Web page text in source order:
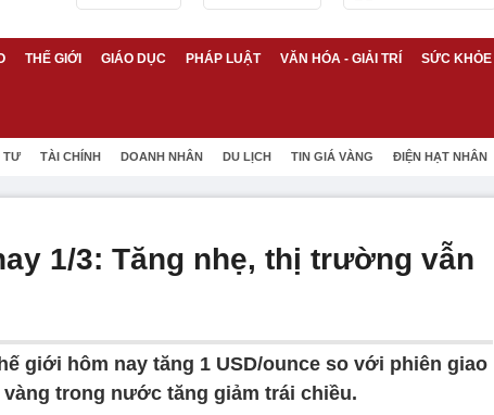
THẾ GIỚI GIÁO DỤC PHÁP LUẬT VĂN HÓA - GIẢI TRÍ SỨC KHỎE
TƯ TÀI CHÍNH DOANH NHÂN DU LỊCH TIN GIÁ VÀNG ĐIỆN HẠT NHÂN
1/3: Tăng nhẹ, thị trường vẫn
giới hôm nay tăng 1 USD/ounce so với phiên giao
trong nước tăng giảm trái chiều.